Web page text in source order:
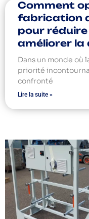
Comment
fabrication
pour
améliorer la
Dans un monde où
priorité
confronté
Lire la suite »